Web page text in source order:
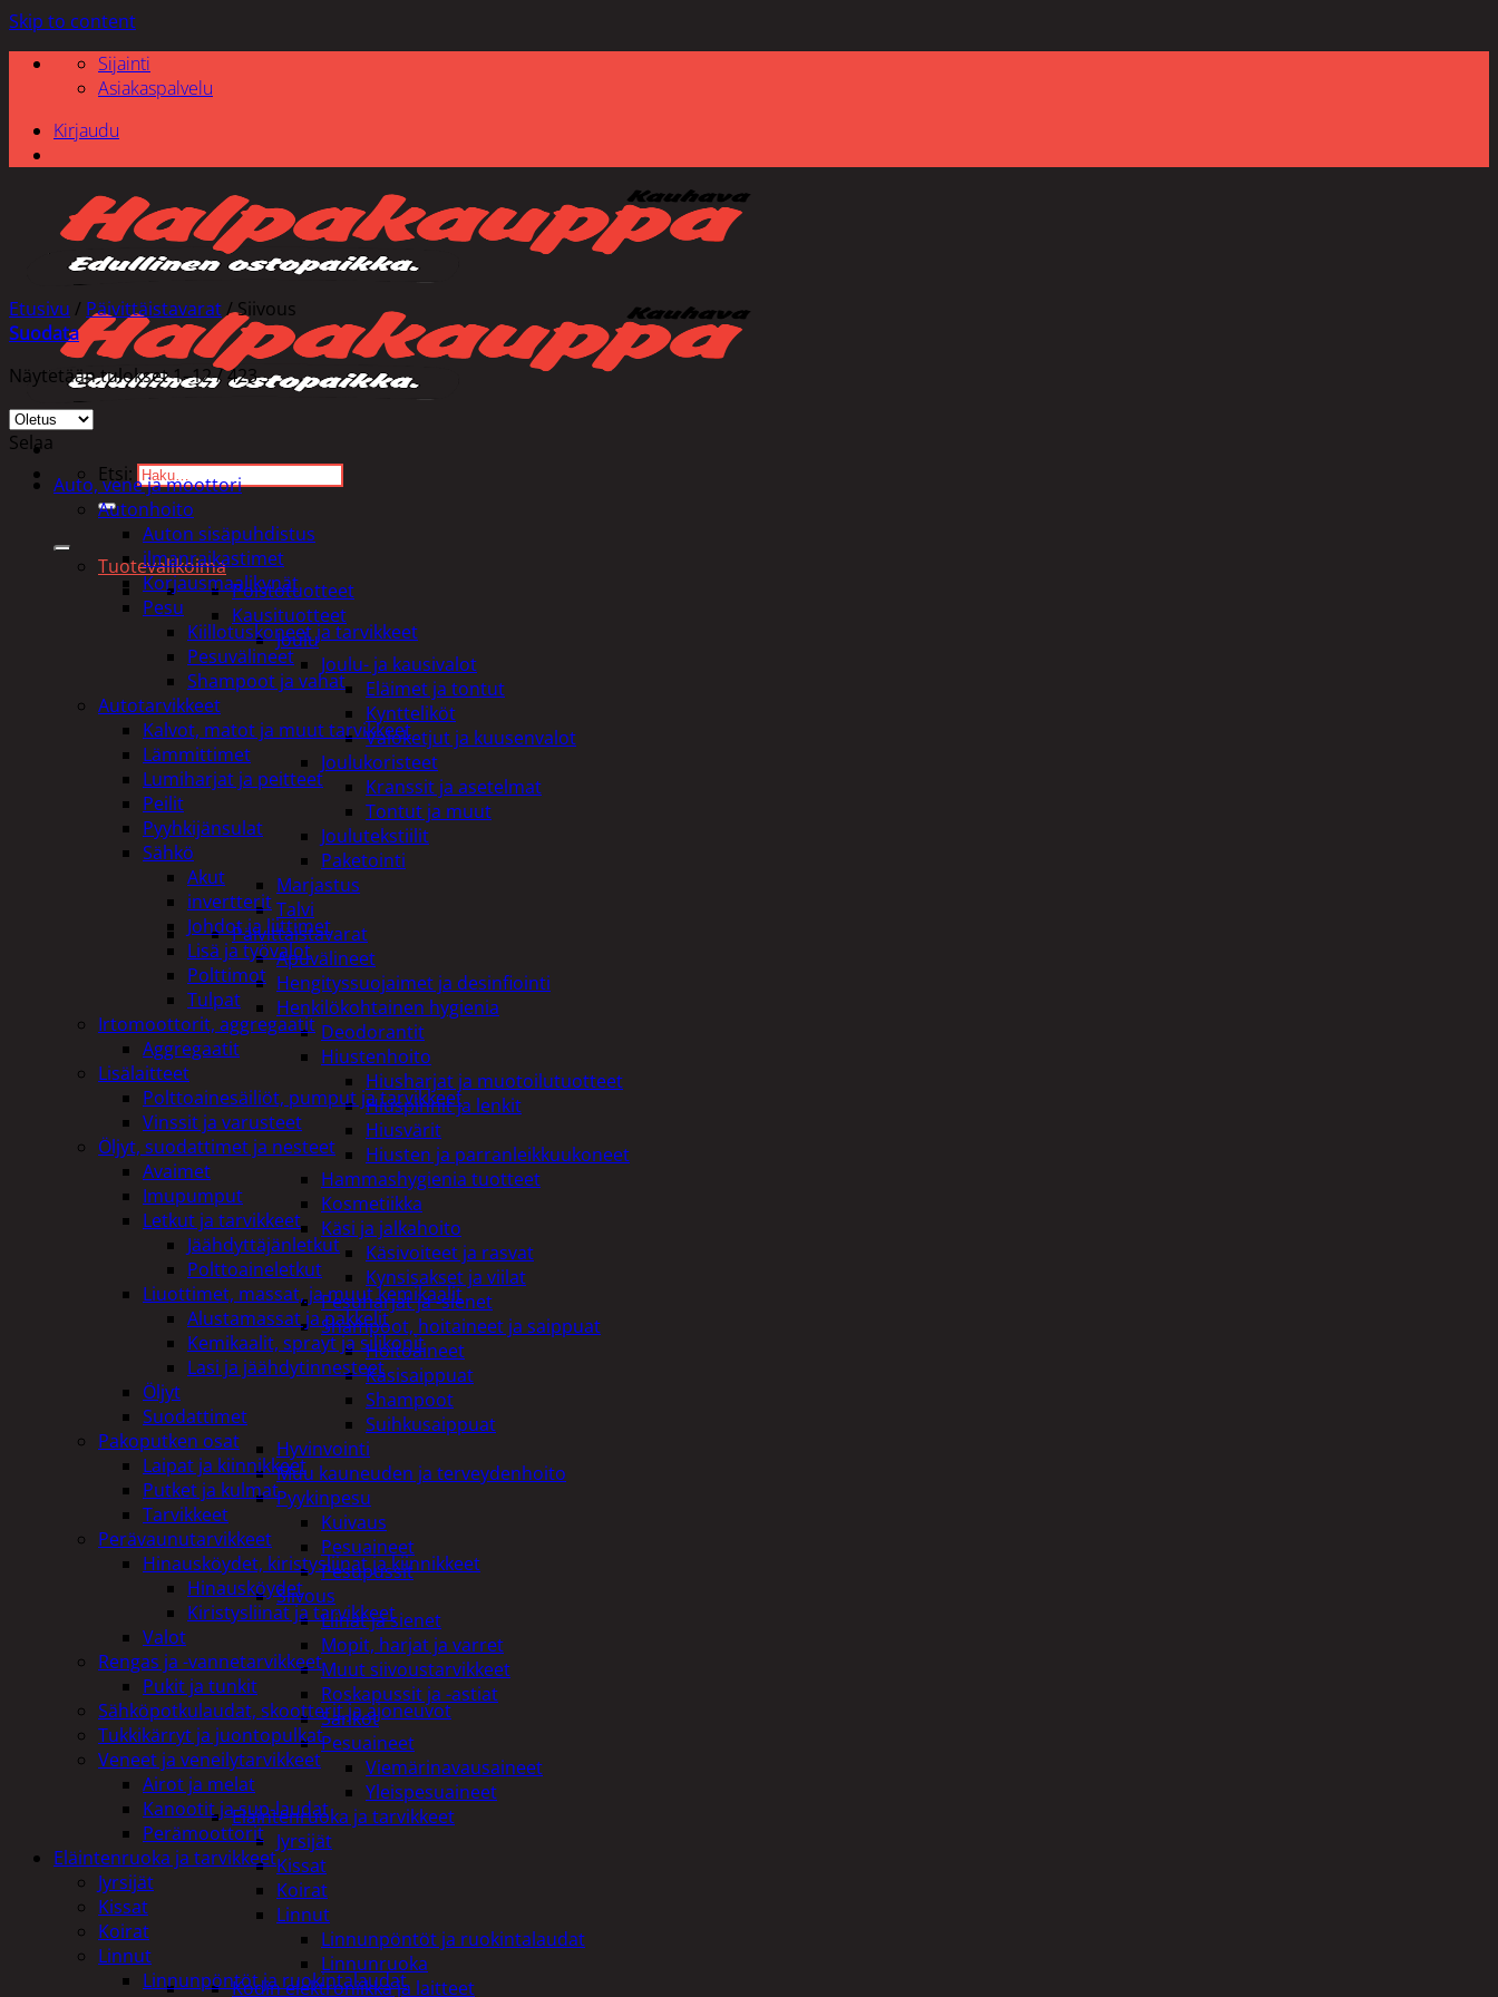
Skip to content
Sijainti
Asiakaspalvelu
Kirjaudu
Etsi:
Tuotevalikoima
Poistotuotteet
Kausituotteet
Joulu
Joulu- ja kausivalot
Eläimet ja tontut
Kyntteliköt
Valoketjut ja kuusenvalot
Joulukoristeet
Kranssit ja asetelmat
Tontut ja muut
Joulutekstiilit
Paketointi
Marjastus
Talvi
Päivittäistavarat
Apuvälineet
Hengityssuojaimet ja desinfiointi
Henkilökohtainen hygienia
Deodorantit
Hiustenhoito
Hiusharjat ja muotoilutuotteet
Hiuspinnit ja lenkit
Hiusvärit
Hiusten ja parranleikkuukoneet
Hammashygienia tuotteet
Kosmetiikka
Käsi ja jalkahoito
Käsivoiteet ja rasvat
Kynsisakset ja viilat
Pesuharjat ja -sienet
Shampoot, hoitaineet ja saippuat
Hoitoaineet
Käsisaippuat
Shampoot
Suihkusaippuat
Hyvinvointi
Muu kauneuden ja terveydenhoito
Pyykinpesu
Kuivaus
Pesuaineet
Pesupussit
Siivous
Liinat ja sienet
Mopit, harjat ja varret
Muut siivoustarvikkeet
Roskapussit ja -astiat
Sankot
Pesuaineet
Viemärinavausaineet
Yleispesuaineet
Eläintenruoka ja tarvikkeet
Jyrsijät
Kissat
Koirat
Linnut
Linnunpöntöt ja ruokintalaudat
Linnunruoka
Kodin elektroniikka ja laitteet
Etusivu / Päivittäistavarat /Siivous
Suodata
Näytetään tulokset 1–12 / 423
Selaa
Auto, vene ja moottori
Autonhoito
Auton sisäpuhdistus
ilmanraikastimet
Korjausmaalikynät
Pesu
Kiillotuskoneet ja tarvikkeet
Pesuvälineet
Shampoot ja vahat
Autotarvikkeet
Kalvot, matot ja muut tarvikkeet
Lämmittimet
Lumiharjat ja peitteet
Peilit
Pyyhkijänsulat
Sähkö
Akut
invertterit
Johdot ja liittimet
Lisä ja työvalot
Polttimot
Tulpat
Irtomoottorit, aggregaatit
Aggregaatit
Lisälaitteet
Polttoainesäiliöt, pumput ja tarvikkeet
Vinssit ja varusteet
Öljyt, suodattimet ja nesteet
Avaimet
Imupumput
Letkut ja tarvikkeet
Jäähdyttäjänletkut
Polttoaineletkut
Liuottimet, massat, ja muut kemikaalit
Alustamassat ja pakkelit
Kemikaalit, sprayt ja silikonit
Lasi ja jäähdytinnesteet
Öljyt
Suodattimet
Pakoputken osat
Laipat ja kiinnikkeet
Putket ja kulmat
Tarvikkeet
Perävaunutarvikkeet
Hinausköydet, kiristysliinat ja kiinnikkeet
Hinausköydet
Kiristysliinat ja tarvikkeet
Valot
Rengas ja -vannetarvikkeet
Pukit ja tunkit
Sähköpotkulaudat, skootterit ja ajoneuvot
Tukkikärryt ja juontopulkat
Veneet ja veneilytarvikkeet
Airot ja melat
Kanootit ja sup-laudat
Perämoottorit
Eläintenruoka ja tarvikkeet
Jyrsijät
Kissat
Koirat
Linnut
Linnunpöntöt ja ruokintalaudat